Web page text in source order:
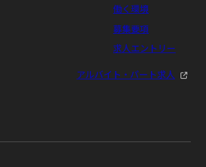
働く環境
募集要項
求人エントリー
アルバイト・パート求人